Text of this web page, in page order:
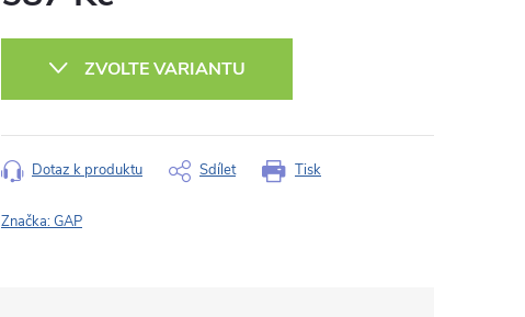
ZVOLTE VARIANTU
Tisk
Dotaz k produktu Sdílet
Značka:GAP